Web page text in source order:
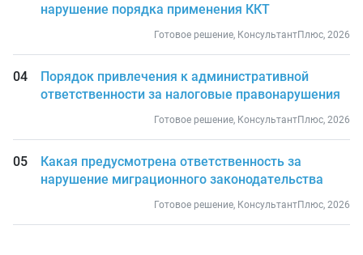
нарушение порядка применения ККТ
Готовое решение, КонсультантПлюс, 2026
Порядок привлечения к административной
ответственности за налоговые правонарушения
Готовое решение, КонсультантПлюс, 2026
Какая предусмотрена ответственность за
нарушение миграционного законодательства
Готовое решение, КонсультантПлюс, 2026